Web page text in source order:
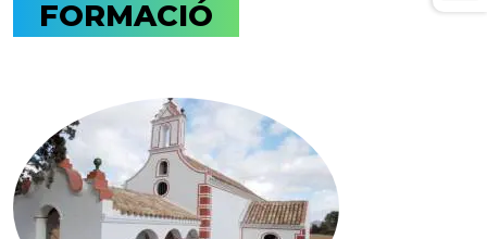
FORMACIÓ